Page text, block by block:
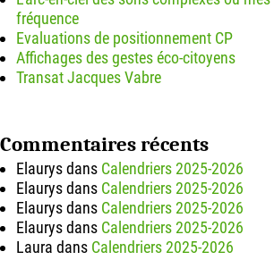
fréquence
Evaluations de positionnement CP
Affichages des gestes éco-citoyens
Transat Jacques Vabre
Commentaires récents
Elaurysdans Calendriers 2025-2026
Elaurysdans Calendriers 2025-2026
Elaurysdans Calendriers 2025-2026
Elaurysdans Calendriers 2025-2026
Laura dans Calendriers 2025-2026